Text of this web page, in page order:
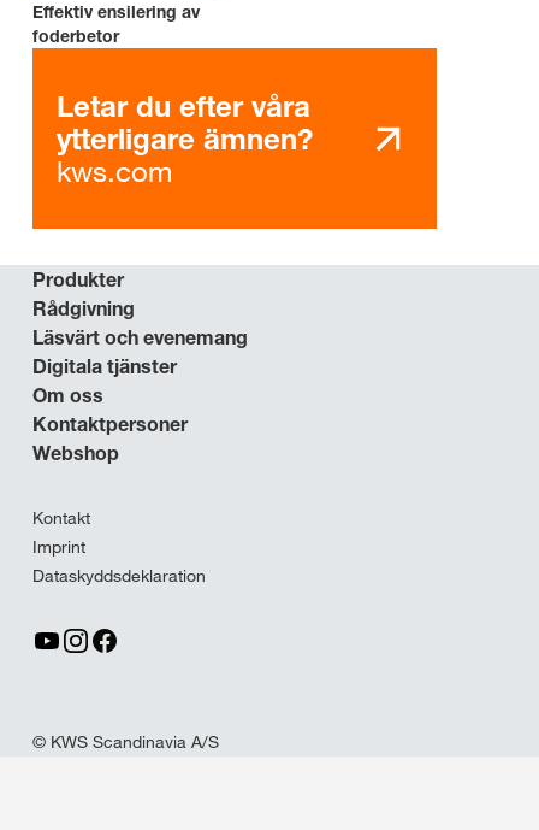
Effektiv ensilering av
foderbetor
Letar du efter våra
ytterligare ämnen?
kws.com
Produkter
Rådgivning
Läsvärt och evenemang
Digitala tjänster
Om oss
Kontaktpersoner
Webshop
Kontakt
Imprint
Dataskyddsdeklaration
© KWS Scandinavia A/S